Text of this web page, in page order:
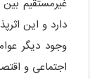
غیرمستقیم
دارد و این
وجود دیگر
اجتماعی و